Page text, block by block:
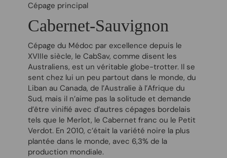
Cépage principal
Cabernet-Sauvignon
Cépage du Médoc par excellence depuis le
XVIIIe siècle, le CabSav, comme disent les
Australiens, est un véritable globe-trotter. Il se
sent chez lui un peu partout dans le monde, du
Liban au Canada, de l’Australie à l’Afrique du
Sud, mais il n’aime pas la solitude et demande
d’être vinifié avec d’autres cépages bordelais
tels que le Merlot, le Cabernet franc ou le Petit
Verdot. En 2010, c’était la variété noire la plus
plantée dans le monde, avec 6,3% de la
production mondiale.